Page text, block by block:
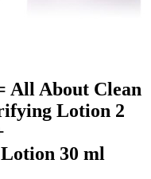
All About Clean
Lotion 2
30 ml